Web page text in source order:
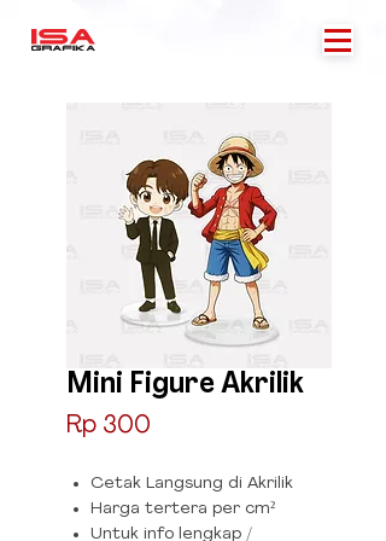
Mini Figure Akrilik
Rp 300
Cetak Langsung di Akrilik
Harga tertera per cm²
Untuk info lengkap /